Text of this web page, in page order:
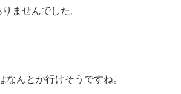
ませんでした。
なんとか行けそうですね。